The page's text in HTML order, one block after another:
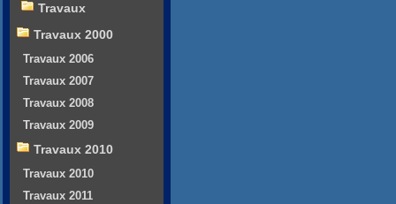
Travaux
Travaux 2000
Travaux 2006
Travaux 2007
Travaux 2008
Travaux 2009
Travaux 2010
Travaux 2010
Travaux 2011